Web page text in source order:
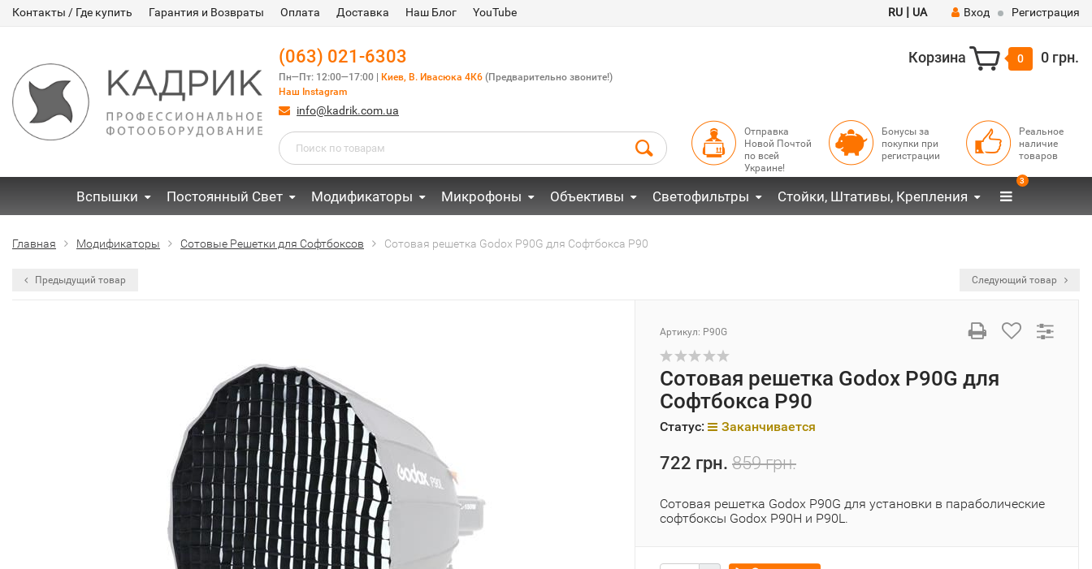
Контакты / Где купить Гарантия и Возвраты Оплата Доставка Наш Блог YouTube RU | UA Вход Регистрация
(063) 021-6303
Пн—Пт: 12:00—17:00 | Киев, В. Ивасюка 4К6 (Предварительно звоните!)
Наш Instagram
info@kadrik.com.ua
Корзина 0 0 грн.
Отправка
Новой Почтой
по всей
Украине!
Бонусы за
покупки при
регистрации
Реальное
наличие
товаров
Вспышки Постоянный Свет Модификаторы Микрофоны Объективы Светофильтры Стойки, Штативы, Крепления
3
Главная Модификаторы Сотовые Решетки для Софтбоксов Сотовая решетка Godox P90G для Софтбокса P90
Предыдущий товар Следующий товар
Артикул: P90G
Сотовая решетка Godox P90G для
Софтбокса P90
Статус: Заканчивается
722 грн. 859 грн.
Сотовая решетка Godox P90G для установки в параболические
софтбоксы Godox P90H и P90L.